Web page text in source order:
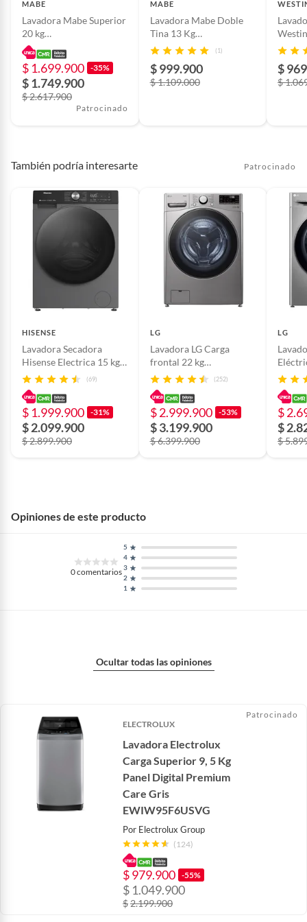
Dimensiones 93 cm x 44,1 cm x 76 cm
Eficiencia energética A
Tipo de carga
programas
Semi-automática
Voltaje
Tipo de pantalla Manual
MABE
Lavadora Mabe Superior
20 kg
LMA0220WDGAB0
$ 1.699.900 -35%
$ 1.749.900
$ 2.617.900
Patrocinado
MABE
Lavadora Mabe Doble
Tina 13 Kg
Semiautomatica -
(1)
$ 999.900
$ 1.109.000
Tina
$
$
También podría interesarte Patrocinado
HISENSE
Lavadora Secadora
Hisense Electrica 15 kg |
WD3S1543BT
(69)
$ 1.999.900 -31%
$ 2.099.900
$ 2.899.900
LG
Lavadora LG Carga
frontal 22 kg
WM22VV26R
(252)
$ 2.999.900 -53%
$ 3.199.900
$ 6.399.900
LG
$
$
$
Opiniones de este producto
0comentarios
1
2
3
4
5
Ocultar todas las opiniones
ELECTROLUX
Lavadora Electrolux
Carga Superior 9, 5 Kg
Panel Digital Premium
Care Gris
EWIW95F6USVG
Por Electrolux Group
(124)
$979.900 -55%
$ 1.049.900
$2.199.900
Patrocinado